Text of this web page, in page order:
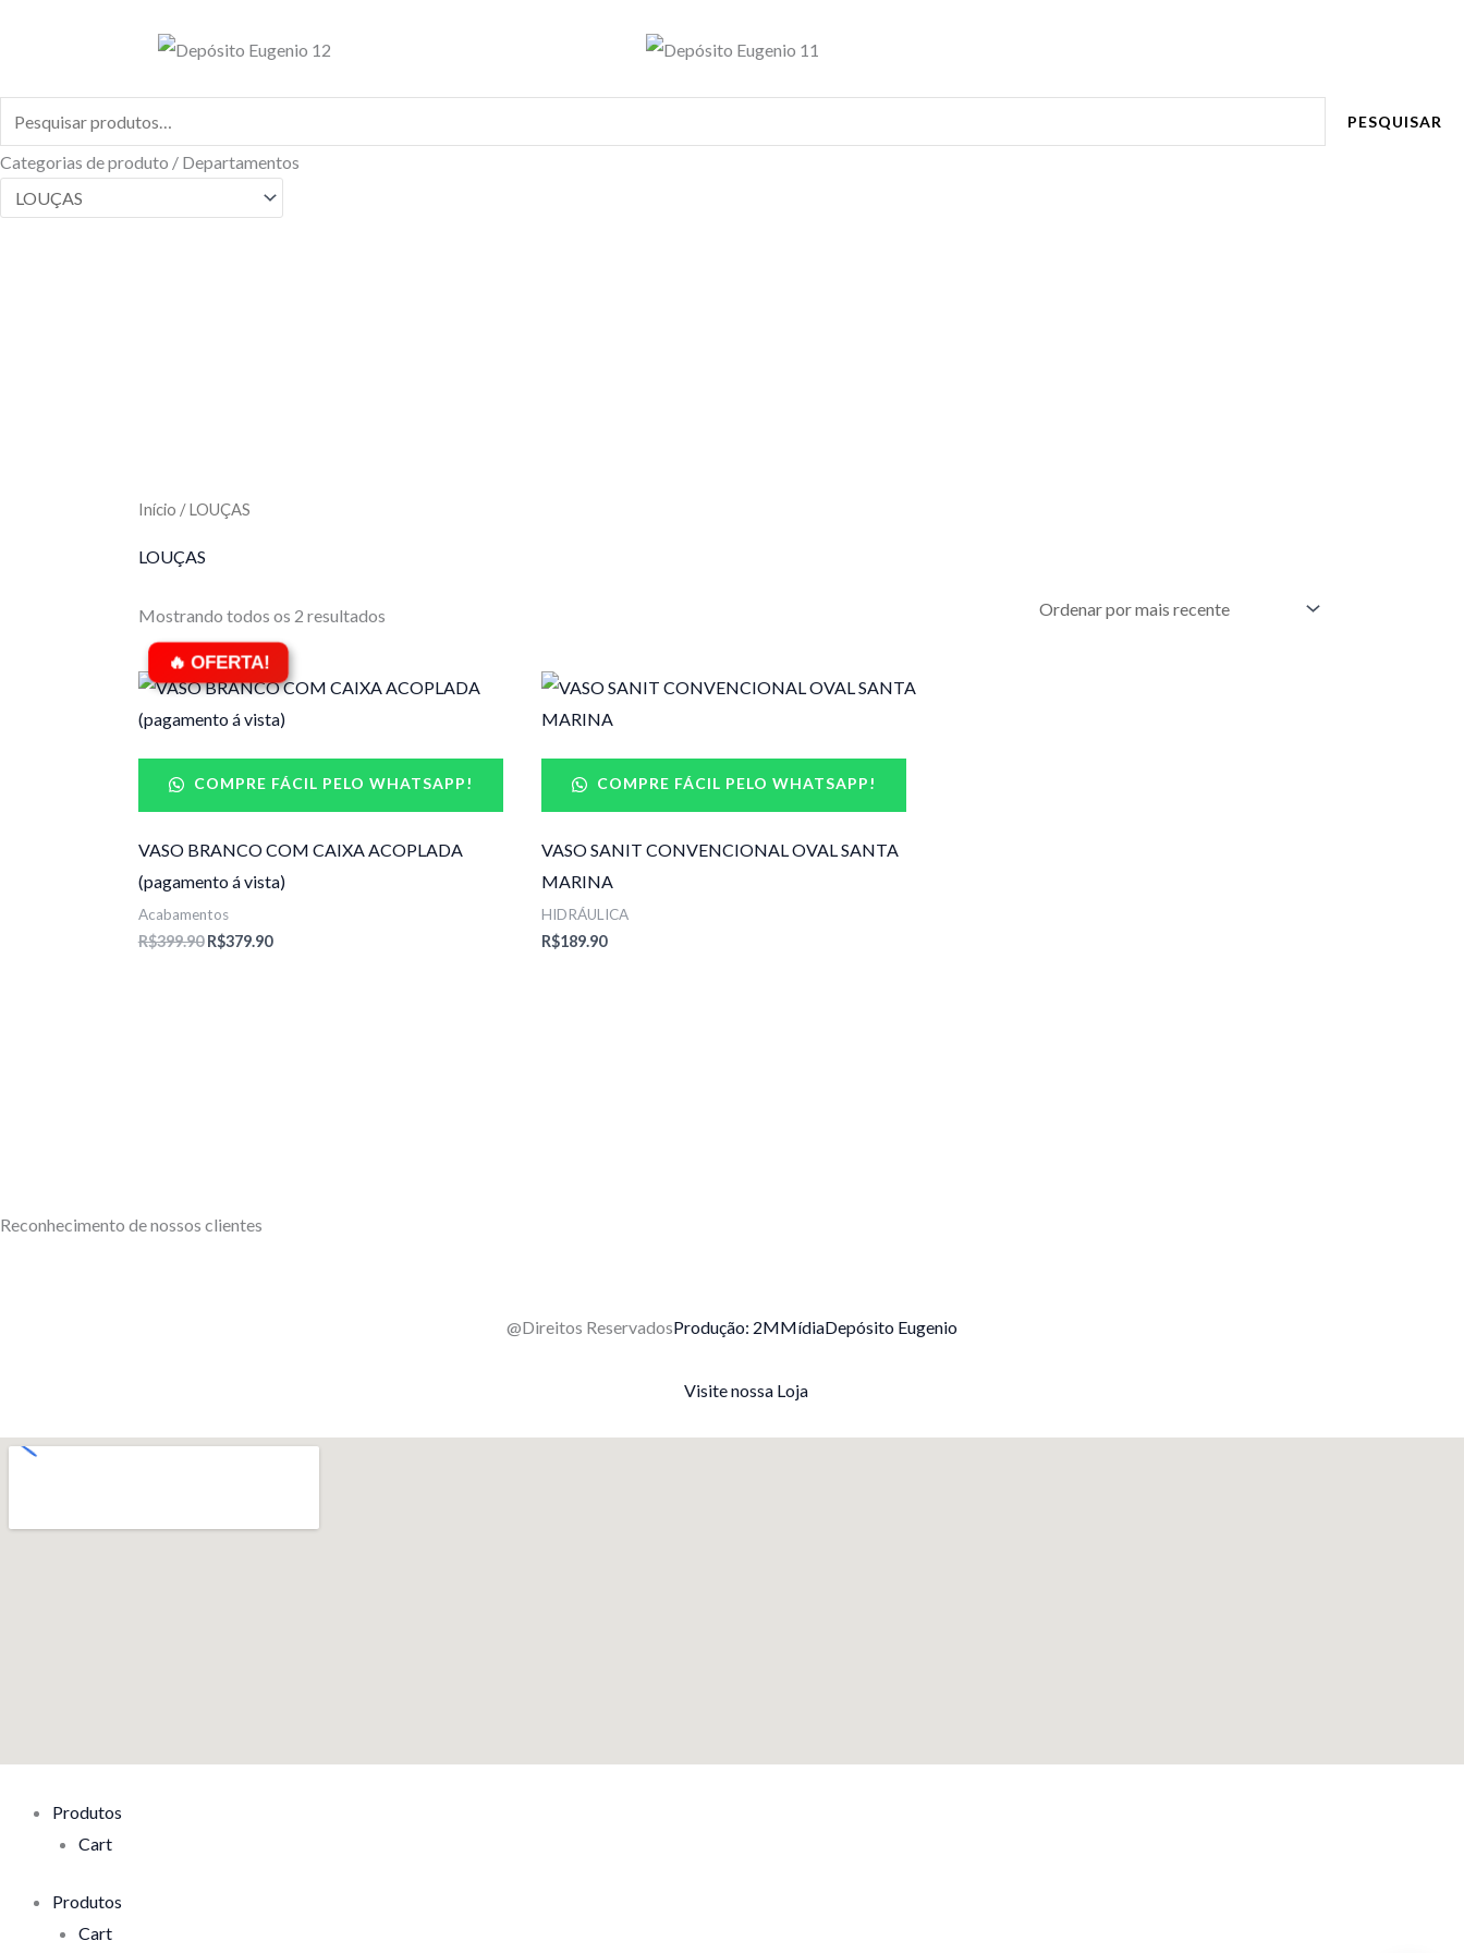
Pesquisar
por:
PESQUISAR
Categorias de produto / Departamentos
Início / LOUÇAS
LOUÇAS
Mostrando todos os 2 resultados
COMPRE FÁCIL PELO WHATSAPP!
VASO BRANCO COM CAIXA ACOPLADA
(pagamento á vista)
Acabamentos
R$399.90
O
preço
original
R$399.90.
R$379.90
O
preço
atual
R$379.90.
COMPRE FÁCIL PELO WHATSAPP!
VASO SANIT CONVENCIONAL OVAL SANTA
MARINA
HIDRÁULICA
R$189.90
Reconhecimento de nossos clientes
@Direitos ReservadosProdução: 2MMídiaDepósito Eugenio
Visite nossa Loja
Produtos
Cart
Produtos
Cart